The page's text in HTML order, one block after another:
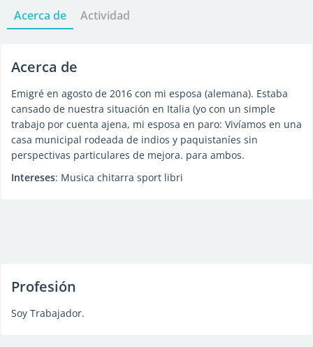
Acerca de Actividad
Acerca de
Emigré en agosto de 2016 con mi esposa (alemana). Estaba
cansado de nuestra situación en Italia (yo con un simple
trabajo por cuenta ajena, mi esposa en paro: Vivíamos en una
casa municipal rodeada de indios y paquistaníes sin
perspectivas particulares de mejora. para ambos.
Intereses: Musica chitarra sport libri
Profesión
Soy Trabajador.